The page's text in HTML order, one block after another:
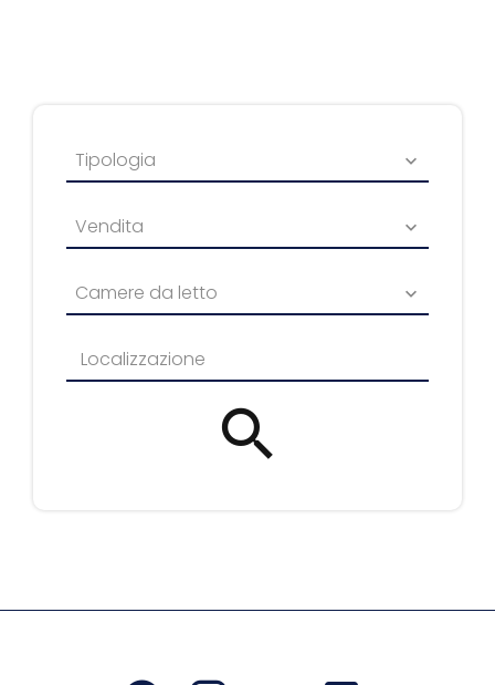
Tipologia
Vendita
Camere da letto
Localizzazione